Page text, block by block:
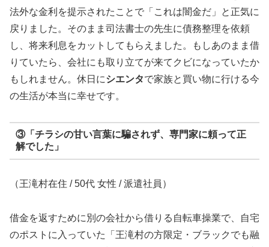
法外な金利を提示されたことで「これは闇金だ」と正気に
戻りました。そのまま司法書士の先生に債務整理を依頼
し、将来利息をカットしてもらえました。もしあのまま借
りていたら、会社にも取り立てが来てクビになっていたか
もしれません。休日にシエンタで家族と買い物に行ける今
の生活が本当に幸せです。
③「チラシの甘い言葉に騙されず、専門家に頼って正
解でした」
（王滝村在住 / 50代 女性 / 派遣社員）
借金を返すために別の会社から借りる自転車操業で、自宅
のポストに入っていた「王滝村の方限定・ブラックでも融